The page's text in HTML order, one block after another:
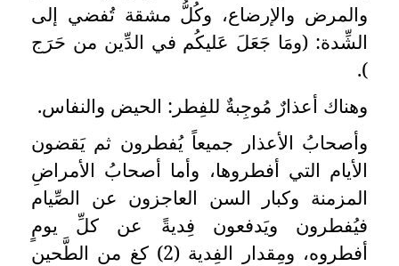
والمرض والإرضاع، وكُلُّ مشقة تُفضي إلى
الشِّدة: (ومَا جَعَلَ عَليكُم في الدِّين من حَرَج
وهناك أعذارٌ مُوجِبةٌ للفِطر: الحيض والنفاس.
وأصحابُ الأعذار جميعاً يُفطرون ثم يَقضون
الأيام التي أفطروها، وأما أصحابُ الأمراضِ
المزمنة وكبار السن العاجزون عن الصِّيام
فيُفطرون ويَدفعون فِديةً عن كلِّ يومٍ
أفطروه، ومِقدار الفِدية (2) كغ من الطَّحين